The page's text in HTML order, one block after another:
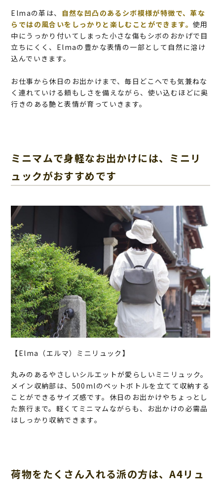
Elmaの革は、
自然な凹凸のあるシボ模様が特徴で、革な
らではの風合いをしっかりと楽しむことができます。使用
中にうっかり付いてしまった小さな傷もシボのおかげで目
立ちにくく、Elmaの豊かな表情の一部として自然に溶け
込んでいきます。
お仕事から休日のお出かけまで、毎日どこへでも気兼ねな
く連れていける頼もしさを備えながら、使い込むほどに奥
行きのある艶と表情が育っていきます。
ミニマムで身軽なお出かけには、ミニリ
ュックがおすすめです
【Elma（エルマ）ミニリュック】
丸みのあるやさしいシルエットが愛らしいミニリュック。
メイン収納部は、500mlのペットボトルを立てて収納する
ことができるサイズ感です。休日のお出かけやちょっとし
た旅行まで。軽くてミニマムながらも、お出かけの必需品
はしっかり収納できます。
荷物をたくさん入れる派の方は、A4リュ